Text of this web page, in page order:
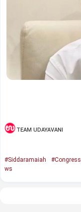
TEAM UDAYAVANI
#Siddaramaiah #Congress
ws